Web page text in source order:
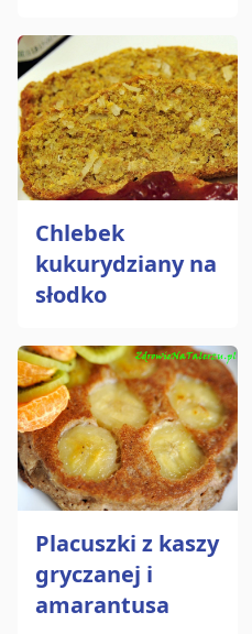
Chlebek
kukurydziany na
słodko
Placuszki z kaszy
gryczanej i
amarantusa